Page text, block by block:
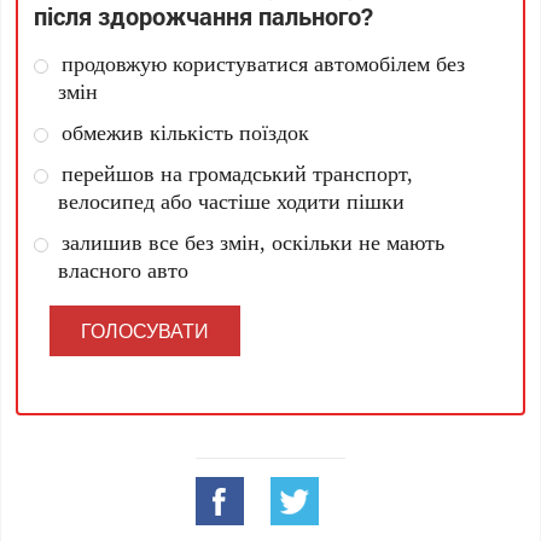
після здорожчання пального?
продовжую користуватися автомобілем без
змін
обмежив кількість поїздок
перейшов на громадський транспорт,
велосипед або частіше ходити пішки
залишив все без змін, оскільки не мають
власного авто